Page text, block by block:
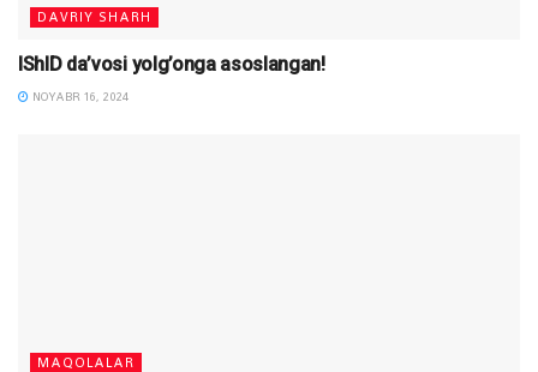
DAVRIY SHARH
IShID da’vosi yolg’onga asoslangan!
NOYABR 16, 2024
MAQOLALAR